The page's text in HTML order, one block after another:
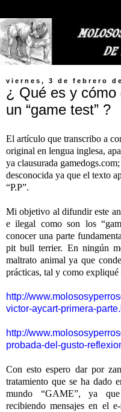
viernes, 3 de febrero
¿ Qué es y cómo
un “game test” ?
El artículo que transcribo a
original en lengua inglesa,
ya clausurada
desconocida ya que el texto
“P.P”.
Mi objetivo al difundir este
e ilegal como son los
conocer una parte
pit bull terrier. En ningún
maltrato animal ya que
prácticas, tal y como expliqué
http://
victor-aycart-primera-
http://
probada-del-gusto-
Con esto espero dar por
tratamiento que se ha dado
mundo “GAME”, ya
recibiendo mensajes en el